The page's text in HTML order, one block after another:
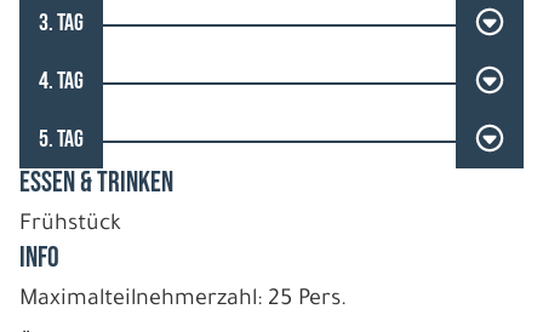
3. TAG
4. TAG
5. TAG
ESSEN & TRINKEN
Frühstück
INFO
Maximalteilnehmerzahl: 25 Pers.